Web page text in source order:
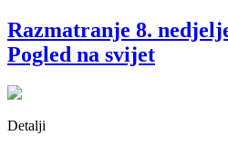
Razmatranje 8.
Pogled na svijet
Detalji